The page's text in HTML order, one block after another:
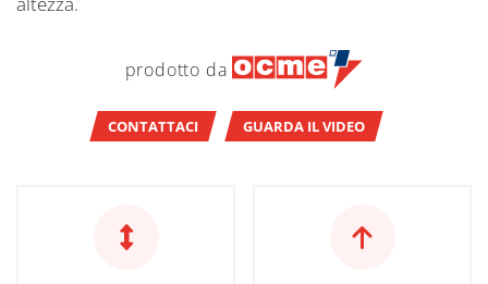
prodotto da
CONTATTACI GUARDA IL VIDEO